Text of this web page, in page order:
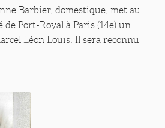
Barbier, domestique, met au
Port-Royal à Paris (14e) un
Léon Louis. Il sera reconnu